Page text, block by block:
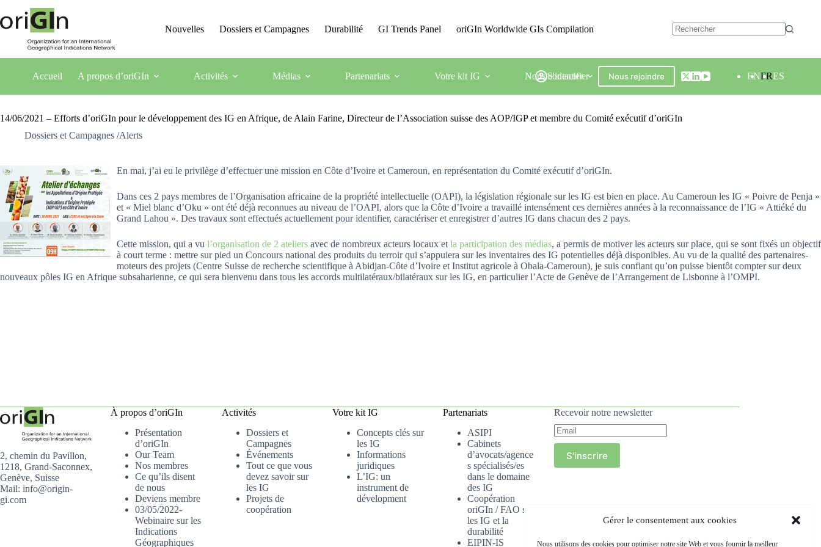
Gérer le consentement aux cookies
Nous utilisons des cookies pour optimiser notre site Web et vous fournir la meilleur
Nouvelles Dossiers et Campagnes Durabilité GI Trends Panel oriGIn Worldwide GIs Compilation
Accueil A propos d’oriGIn Activités Médias Partenariats Votre kit IG Nous contacter
S'identifier Nous rejoindre ENFRES
14/06/2021 – Efforts d’oriGIn pour le développement des IG en Afrique, de Alain Farine, Directeur de l’Association suisse des AOP/IGP et membre du Comité exécutif d’oriGIn
Dossiers et Campagnes /Alerts
En mai, j’ai eu le privilège d’effectuer une mission en Côte d’Ivoire et Cameroun, en représentation du Comité exécutif d’oriGIn.
Dans ces 2 pays membres de l’Organisation africaine de la propriété intellectuelle (OAPI), la législation régionale sur les IG est bien en place. Au Cameroun les IG « Poivre de Penja »
et « Miel blanc d’Oku » ont été déjà reconnues au niveau de l’OAPI, alors que la Côte d’Ivoire a travaillé intensément ces dernières années à la reconnaissance de l’IG « Attiéké du
Grand Lahou ». Des travaux sont effectués actuellement pour identifier, caractériser et enregistrer d’autres IG dans chacun des 2 pays.
Cette mission, qui a vu l’organisation de 2 ateliers avec de nombreux acteurs locaux et la participation des médias, a permis de motiver les acteurs sur place, qui se sont fixés un objectif
à court terme : mettre sur pied un Concours national des produits du terroir qui s’appuiera sur les inventaires des IG potentielles déjà disponibles. Au vu de la qualité des partenaires-
moteurs des projets (Centre Suisse de recherche scientifique à Abidjan-Côte d’Ivoire et Institut agricole à Obala-Cameroun), je suis confiant qu’on puisse bientôt compter sur deux
nouveaux pôles IG en Afrique subsaharienne, ce qui sera bienvenu dans tous les accords multilatéraux/bilatéraux sur les IG, en particulier l’Acte de Genève de l’Arrangement de Lisbonne à l’OMPI.
2, chemin du Pavillon,
1218, Grand-Saconnex,
Genève, Suisse
Mail: info@origin-
gi.com
À propos d’oriGIn
Présentation
d’oriGIn
Our Team
Nos membres
Ce qu’ils disent
de nous
Deviens membre
03/05/2022-
Webinaire sur les
Indications
Géographiques
Activités
Dossiers et
Campagnes
Événements
Tout ce que vous
devez savoir sur
les IG
Projets de
coopération
Votre kit IG
Concepts clés sur
les IG
Informations
juridiques
L’IG: un
instrument de
dévelopment
Partenariats
ASIPI
Cabinets
d’avocats/agence
s spécialisés/es
dans le domaine
des IG
Coopération
oriGIn / FAO sur
les IG et la
durabilité
EIPIN-IS
Recevoir notre newsletter
S'inscrire